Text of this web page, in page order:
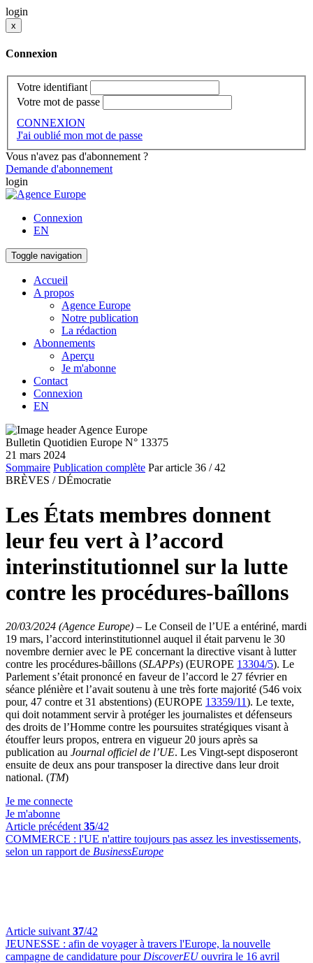
login
x
Connexion
Votre identifiant
Votre mot de passe
CONNEXION
J'ai oublié mon mot de passe
Vous n'avez pas d'abonnement ?
Demande d'abonnement
login
Connexion
EN
Toggle navigation
Accueil
A propos
Agence Europe
Notre publication
La rédaction
Abonnements
Aperçu
Je m'abonne
Contact
Connexion
EN
Bulletin Quotidien Europe N° 13375
21 mars 2024
Sommaire Publication complète Par article 36 / 42
BRÈVES / DÉmocratie
Les États membres donnent
leur feu vert à l’accord
interinstitutionnel sur la lutte
contre les procédures-baîllons
20/03/2024 (Agence Europe) – Le Conseil de l’UE a entériné, mardi
19 mars, l’accord interinstitutionnel auquel il était parvenu le 30
novembre dernier avec le PE concernant la directive visant à lutter
contre les procédures-bâillons (SLAPPs) (EUROPE 13304/5). Le
Parlement s’était prononcé en faveur de l’accord le 27 février en
séance plénière et l’avait soutenu à une très forte majorité (546 voix
pour, 47 contre et 31 abstentions) (EUROPE 13359/11). Le texte,
qui doit notamment servir à protéger les journalistes et défenseurs
des droits de l’Homme contre les poursuites stratégiques visant à
étouffer leurs propos, entrera en vigueur 20 jours après sa
publication au Journal officiel de l’UE. Les Vingt-sept disposeront
ensuite de deux ans pour transposer la directive dans leur droit
national. (TM)
Je me connecte
Je m'abonne
Article précédent 35/42
COMMERCE : l'UE n'attire toujours pas assez les investissements,
selon un rapport de BusinessEurope
Article suivant 37/42
JEUNESSE : afin de voyager à travers l'Europe, la nouvelle
campagne de candidature pour DiscoverEUouvrira le 16 avril